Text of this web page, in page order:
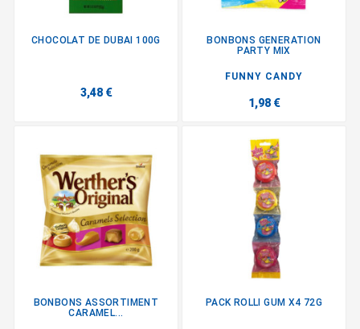
CHOCOLAT DE DUBAI 100G
3,48 €
BONBONS GENERATION
PARTY MIX
FUNNY CANDY
1,98 €
BONBONS ASSORTIMENT
CARAMEL...
PACK ROLLI GUM X4 72G